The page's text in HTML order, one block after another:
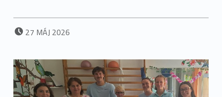
POSTED ON:
27 MÁJ 2026